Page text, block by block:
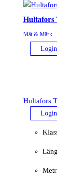
Hultafors
Mät & Märk
Hultafors